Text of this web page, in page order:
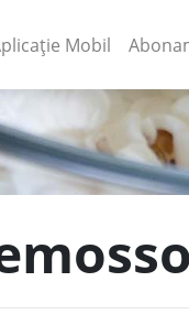
Mobil (current)